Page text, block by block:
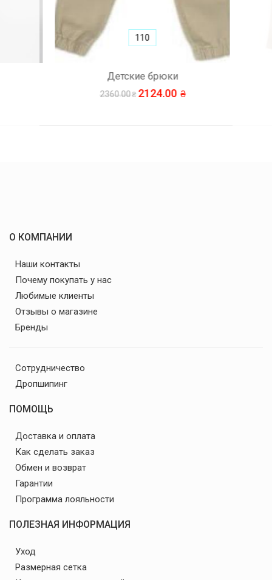
Детские брюки
2360.00 2124.00
110
О КОМПАНИИ
Наши контакты
Почему покупать у нас
Любимые клиенты
Отзывы о магазине
Бренды
Сотрудничество
Дропшипинг
ПОМОЩЬ
Доставка и оплата
Как сделать заказ
Обмен и возврат
Гарантии
Программа лояльности
ПОЛЕЗНАЯ ИНФОРМАЦИЯ
Уход
Размерная сетка